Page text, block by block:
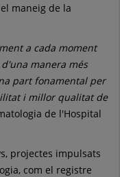
maneig de la
a cada moment
manera més
part fonamental per
i millor qualitat de
de l'Hospital
projectes impulsats
com el registre